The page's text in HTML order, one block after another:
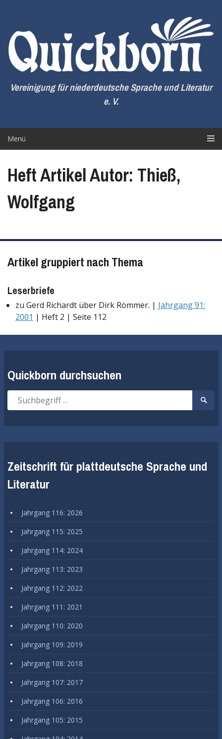
springen
Vereinigung für niederdeutsche Sprache und Literatur
e. V.
Menü
Heft Artikel Autor: Thieß,
Wolfgang
Artikel gruppiert nach Thema
Leserbriefe
zu Gerd Richardt über Dirk Römmer. | Jahrgang 91:
2001 | Heft 2 | Seite 112
Quickborn durchsuchen
Suche
nach:
Suche
Zeitschrift für plattdeutsche Sprache und
Literatur
Jahrgang 116: 2026
Jahrgang 115: 2025
Jahrgang 114: 2024
Jahrgang 113: 2023
Jahrgang 112: 2022
Jahrgang 111: 2021
Jahrgang 110: 2020
Jahrgang 109: 2019
Jahrgang 108: 2018
Jahrgang 107: 2017
Jahrgang 106: 2016
Jahrgang 105: 2015